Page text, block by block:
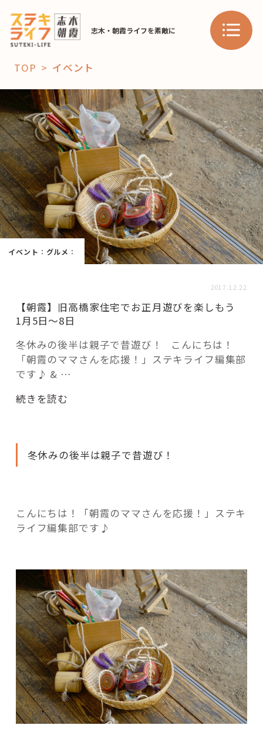
志木・朝霞ライフを素敵に
「コト」
子育て
暮らし
おすすめ
スポット 学び・教育
「場」
HAREL HAREL
活用事例
「モノ」
fleXe リノベ事例
「ひと」
コーディネーター紹介
これからの暮らし 住み替え相談
記事検索
TOP イベント
イベント ： グルメ ：
2017.12.22
【朝霞】旧高橋家住宅でお正月遊びを楽しもう
1月5日～8日
冬休みの後半は親子で昔遊び！ こんにちは！
「朝霞のママさんを応援！」ステキライフ編集部
です♪ & …
“【朝
高
家
で
お
遊
び
を
楽
し
も
う
1
月
5
日
続きを読む
冬休みの後半は親子で昔遊び！
こんにちは！「朝霞のママさんを応援！」ステキ
ライフ編集部です♪